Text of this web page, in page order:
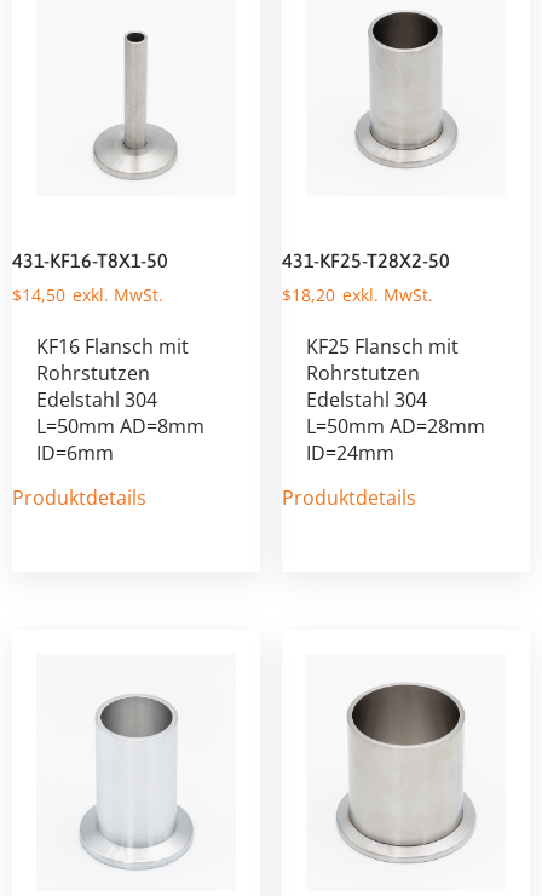
431-KF16-T8X1-50
$14,50
KF16 Flansch mit
Rohrstutzen
Edelstahl 304
L=50mm AD=8mm
ID=6mm
Produktdetails
431-KF25-T28X2-50
$18,20
KF25 Flansch mit
Rohrstutzen
Edelstahl 304
L=50mm AD=28mm
ID=24mm
Produktdetails